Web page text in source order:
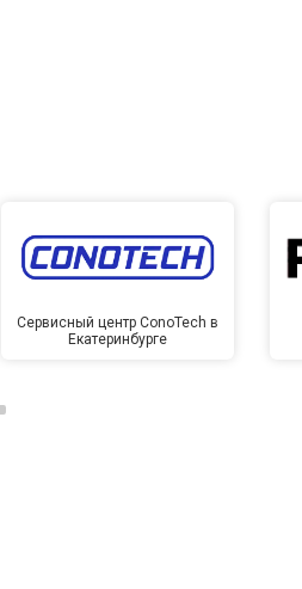
Сервисный центр ConoTech в
Екатеринбурге